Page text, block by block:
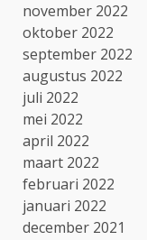
november 2022
oktober 2022
september 2022
augustus 2022
juli 2022
mei 2022
april 2022
maart 2022
februari 2022
januari 2022
december 2021